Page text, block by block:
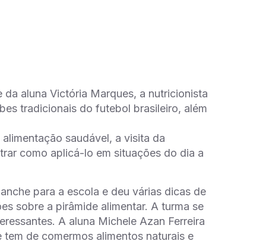
aluna Victória Marques, a nutricionista
tradicionais do futebol brasileiro, além
saudável, a visita da
como aplicá-lo em situações do dia a
para a escola e deu várias dicas de
sobre a pirâmide alimentar. A turma se
A aluna Michele Azan Ferreira
de comermos alimentos naturais e